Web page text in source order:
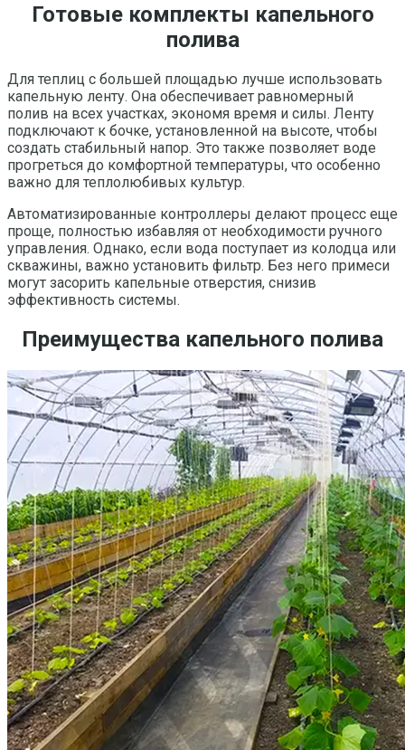
Готовые комплекты капельного
полива
Для теплиц с большей площадью лучше использовать
капельную ленту. Она обеспечивает равномерный
полив на всех участках, экономя время и силы. Ленту
подключают к бочке, установленной на высоте, чтобы
создать стабильный напор. Это также позволяет воде
прогреться до комфортной температуры, что особенно
важно для теплолюбивых культур.
Автоматизированные контроллеры делают процесс еще
проще, полностью избавляя от необходимости ручного
управления. Однако, если вода поступает из колодца или
скважины, важно установить фильтр. Без него примеси
могут засорить капельные отверстия, снизив
эффективность системы.
Преимущества капельного полива